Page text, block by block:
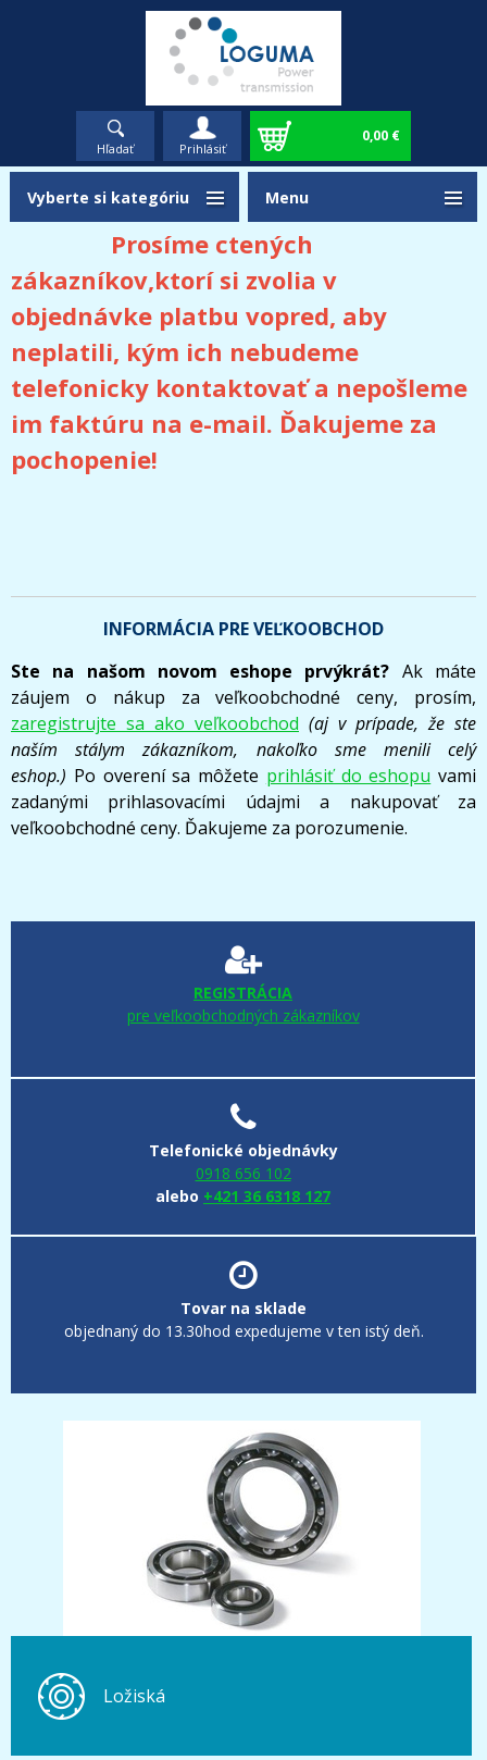
Hľadať Prihlásiť
0,00 €
Prosíme ctených
zákazníkov,ktorí si zvolia v
objednávke platbu vopred, aby
neplatili, kým ich nebudeme
telefonicky kontaktovať a nepošleme
im faktúru na e-mail. Ďakujeme za
pochopenie!
INFORMÁCIA PRE VEĽKOOBCHOD
Ste na našom novom eshope prvýkrát? Ak máte
záujem o nákup za veľkoobchodné ceny, prosím,
zaregistrujte sa ako veľkoobchod (aj v prípade, že ste
naším stálym zákazníkom, nakoľko sme menili celý
eshop.) Po overení sa môžete prihlásiť do eshopu vami
zadanými prihlasovacími údajmi a nakupovať za
veľkoobchodné ceny. Ďakujeme za porozumenie.
REGISTRÁCIA
pre veľkoobchodných zákazníkov
Telefonické objednávky
0918 656 102
alebo +421 36 6318 127
Tovar na sklade
objednaný do 13.30hod expedujeme v ten istý deň.
Ložiská
Vyberte si kategóriu Menu